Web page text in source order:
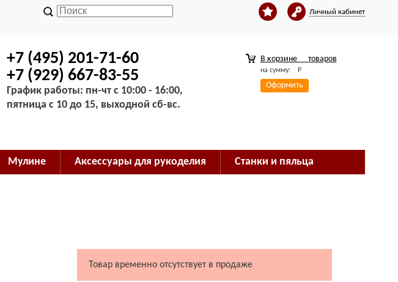
Личный кабинет
+7 (495) 201-71-60
+7 (929) 667-83-55
График работы: пн-чт с 10:00 - 16:00,
пятница с 10 до 15, выходной сб-вс.
В корзине товаров
на сумму: Р
Оформить
Мулине Аксессуары для рукоделия Станки и пяльца
Товар временно отсутствует в продаже